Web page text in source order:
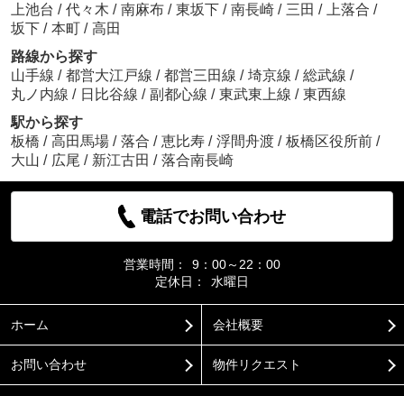
上池台 / 代々木 / 南麻布 / 東坂下 / 南長崎 / 三田 / 上落合 /
坂下 / 本町 / 高田
路線から探す
山手線 / 都営大江戸線 / 都営三田線 / 埼京線 / 総武線 /
丸ノ内線 / 日比谷線 / 副都心線 / 東武東上線 / 東西線
駅から探す
板橋 / 高田馬場 / 落合 / 恵比寿 / 浮間舟渡 / 板橋区役所前 /
大山 / 広尾 / 新江古田 / 落合南長崎
電話でお問い合わせ
営業時間：
9：00～22：00
定休日：
水曜日
ホーム 会社概要
お問い合わせ 物件リクエスト